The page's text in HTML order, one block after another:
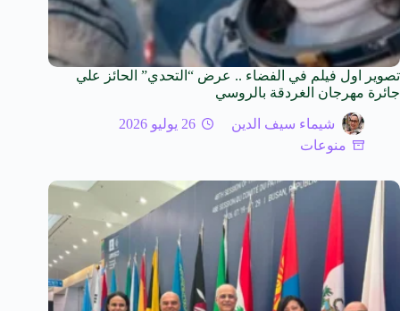
تصوير اول فيلم في الفضاء .. عرض “التحدي” الحائز علي
جائرة مهرجان الغردقة بالروسي
شيماء سيف الدين
26 يوليو 2026
منوعات